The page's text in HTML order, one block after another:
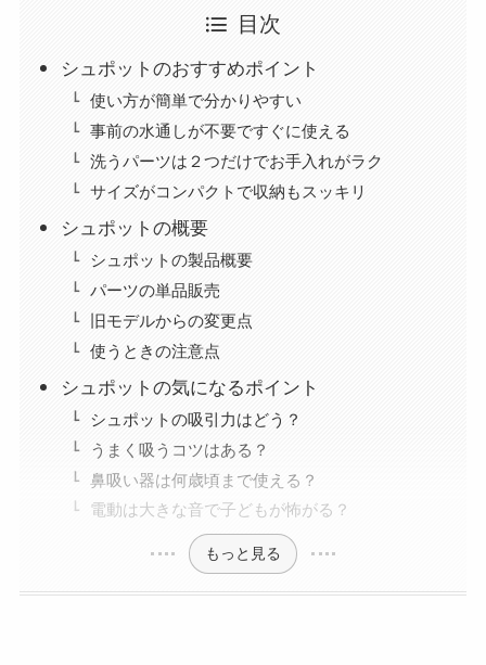
目次
シュポットのおすすめポイント
使い方が簡単で分かりやすい
事前の水通しが不要ですぐに使える
洗うパーツは２つだけでお手入れがラク
サイズがコンパクトで収納もスッキリ
シュポットの概要
シュポットの製品概要
パーツの単品販売
旧モデルからの変更点
使うときの注意点
シュポットの気になるポイント
シュポットの吸引力はどう？
うまく吸うコツはある？
鼻吸い器は何歳頃まで使える？
電動は大きな音で子どもが怖がる？
もっと見る